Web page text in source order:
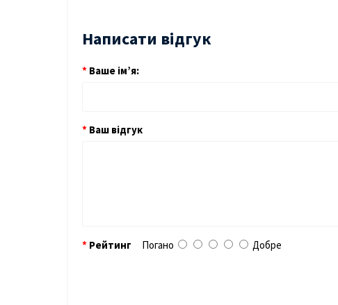
Написати відгук
Ваше ім’я:
Ваш відгук
Рейтинг Погано Добре